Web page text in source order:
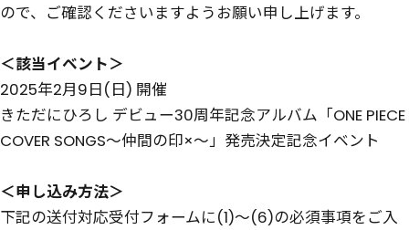
ので、ご確認くださいますようお願い申し上げます。
＜該当イベント＞
2025年2月9日(日) 開催
きただにひろし デビュー30周年記念アルバム「ONE PIECE
COVER SONGS～仲間の印×～」発売決定記念イベント
＜申し込み方法＞
下記の送付対応受付フォームに(1)～(6)の必須事項をご入